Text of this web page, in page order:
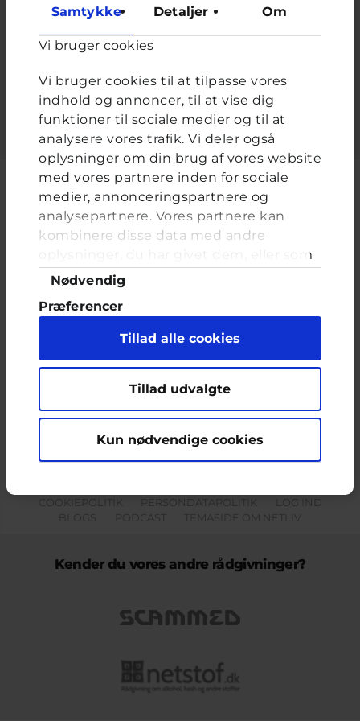
Samtykke Detaljer Om
Vi bruger cookies
Vi bruger cookies til at tilpasse vores
indhold og annoncer, til at vise dig
funktioner til sociale medier og til at
analysere vores trafik. Vi deler også
oplysninger om din brug af vores website
med vores partnere inden for sociale
medier, annonceringspartnere og
analysepartnere. Vores partnere kan
kombinere disse data med andre
oplysninger, du har givet dem, eller som
de har indsamlet fra din brug af deres
tjenester. Du samtykker til vores cookies,
hvis du fortsætter med at anvende vores
hjemmeside.
Samtykkevalg
Nødvendig
Præferencer
Marketing
Tillad alle cookies
Tillad udvalgte
Kun nødvendige cookies
er gode når du skal bære noget - hvad er det?*
Udfyld feltet.
Cyberhus er et klubhus på nettet for dig op til 25 år. Du kan skrive til
tanker i ung-til-ung eller bare hænge ud, og læse med. I Cyberhus
kan du være dig selv, og har du brug for en voksen, vil vi gerne lytte
Indholdet på dette site er udelukkende Cyberhus' ansvar og afspejler
ikke nødvendigvis den Europæiske Unions holdninger.
COOKIEPOLITIK
PERSONDATAPOLITIK
BLOGS
PODCAST TEMASIDE OM NETLIV
Kender du vores andre rådgivninger?